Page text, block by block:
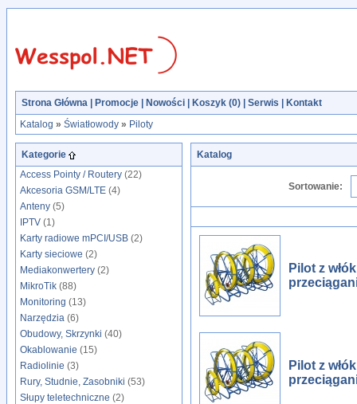
Strona Główna Promocje Nowości Koszyk (0) Serwis
Kontakt
Katalog » Światłowody » Piloty
Kategorie
Access Pointy / Routery (22)
Akcesoria GSM/LTE (4)
Anteny (5)
IPTV (1)
Karty radiowe mPCI/USB (2)
Karty sieciowe (2)
Mediakonwertery (2)
MikroTik (88)
Monitoring (13)
Narzędzia (6)
Obudowy, Skrzynki (40)
Okablowanie (15)
Radiolinie (3)
Rury, Studnie, Zasobniki (53)
Słupy teletechniczne (2)
Katalog
Sortowanie:
Pilot z
Pilot z